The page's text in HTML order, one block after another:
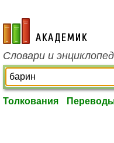
academic.ru
Словари и
Толкования